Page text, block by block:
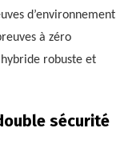
d’environnement
à zéro
hybride robuste et
sécurité